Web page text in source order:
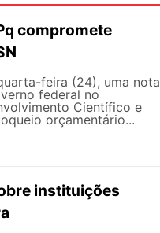
compromete
feira (24), uma nota
federal no
Científico e
orçamentário...
instituições